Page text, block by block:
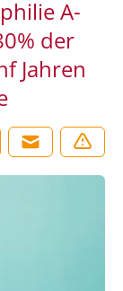
A-
der
Jahren